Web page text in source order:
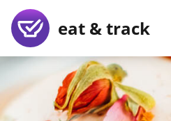
eat & track